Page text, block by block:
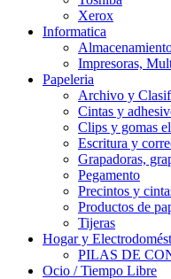
Xerox
Informatica
Impresoras,
Papeleria
Archivo y
Cintas y
Clips y gomas
Escritura y
Grapadoras,
Pegamento
Precintos y
Productos de
Tijeras
Hogar y
PILAS DE
Ocio / Tiempo Libre